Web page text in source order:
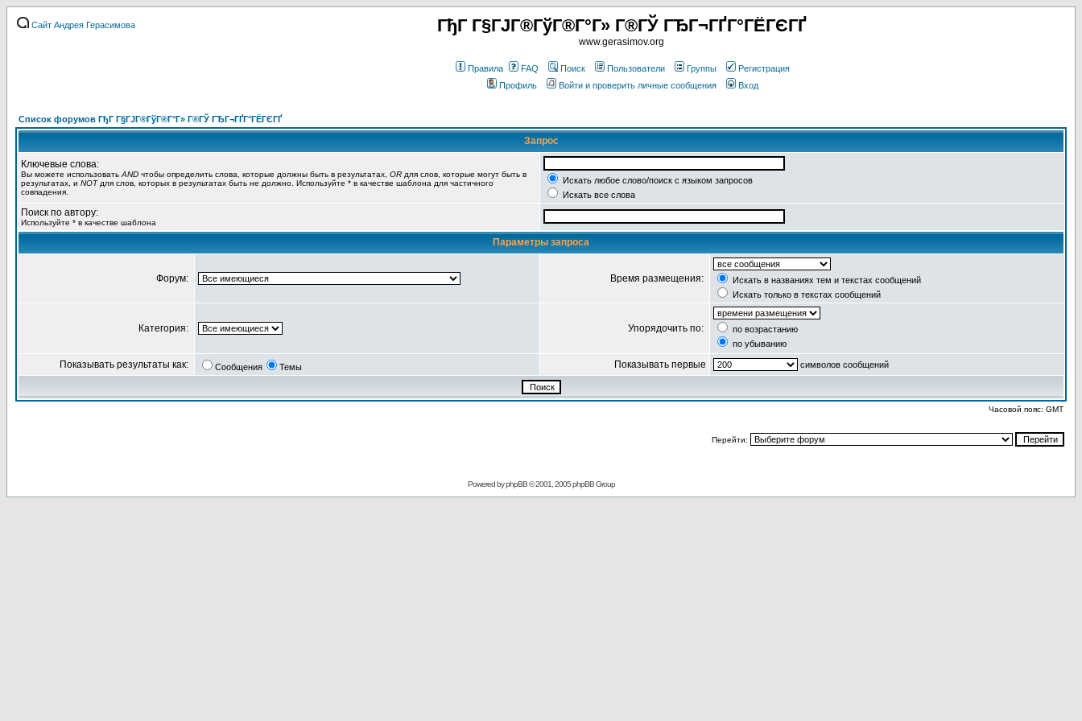
Сайт Андрея Герасимова ГђГ Г§ГЈГ®ГўГ®Г°Г» Г®ГЎ ГЂГ¬ГҐГ°ГЁГЄГҐ
www.gerasimov.org
Правила FAQ Поиск Пользователи Группы
Регистрация
Профиль
Войти и проверить личные сообщения Вход
Список форумов ГђГ Г§ГЈГ®ГўГ®Г°Г» Г®ГЎ ГЂГ¬ГҐГ°ГЁГЄГҐ
Запрос
Ключевые слова:
Вы можете использовать AND чтобы определить слова, которые должны быть в результатах, OR для слов, которые могут быть в
результатах, и NOTдля слов, которых в результатах быть не должно. Используйте * в качестве шаблона для частичного
совпадения.
Искать любое слово/поиск с языком запросов
Искать все слова
Поиск по автору:
Используйте * в качестве шаблона
Параметры запроса
Форум: Время размещения:
Искать в названиях тем и текстах сообщений
Искать только в текстах сообщений
Категория: Упорядочить по:
по возрастанию
по убыванию
Показывать результаты как: Сообщения Темы Показывать первые символов сообщений
Часовой пояс: GMT
Перейти:
Powered byphpBB© 2001, 2005 phpBB Group